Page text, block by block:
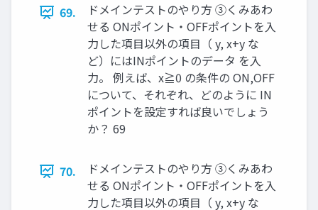
69.
ドメインテストのやり方 ③くみあわ
せる ONポイント・OFFポイントを入
力した項目以外の項目（ y, x+y な
ど）にはINポイントのデータ を入
力。 例えば、x≧0 の条件の ON,OFF
について、それぞれ、どのように IN
ポイントを設定すれば良いでしょう
か？ 69
70.
ドメインテストのやり方 ③くみあわ
せる ONポイント・OFFポイントを入
力した項目以外の項目（ y, x+y な